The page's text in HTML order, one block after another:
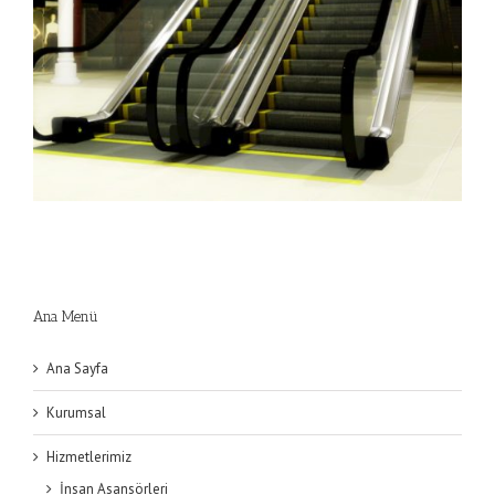
Ana Menü
Ana Sayfa
Kurumsal
Hizmetlerimiz
İnsan Asansörleri